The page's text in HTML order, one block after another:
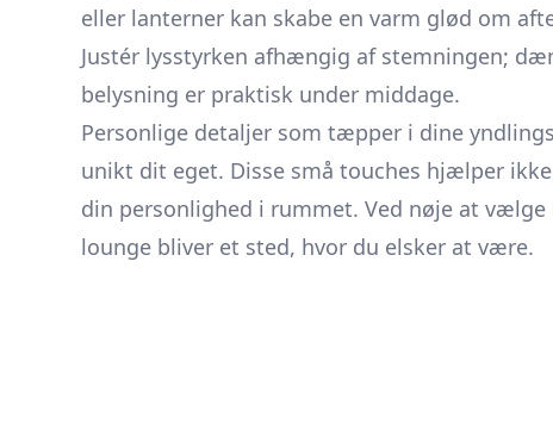
eller lanterner kan skabe en varm glød om
Justér lysstyrken afhængig af stemningen;
belysning er praktisk under middage.
Personlige detaljer som tæpper i dine
unikt dit eget. Disse små touches hjælper
din personlighed i rummet. Ved nøje at
lounge bliver et sted, hvor du elsker at være.